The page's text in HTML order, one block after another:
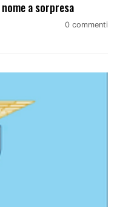
a sorpresa
0 commenti